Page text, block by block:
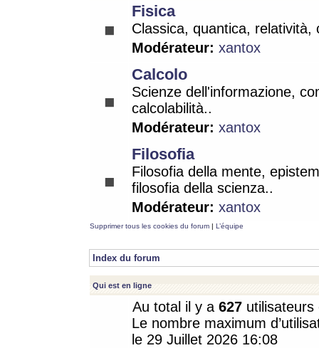
Fisica
Classica, quantica, relatività,
Modérateur: xantox
Calcolo
Scienze dell'informazione,
calcolabilità..
Modérateur: xantox
Filosofia
Filosofia della mente,
filosofia della scienza..
Modérateur: xantox
Supprimer tous les cookies du forum | L’équipe
Index du forum
Qui est en ligne
Au total il y a 627
Le nombre maximum
le 29 Juillet 2026 16:08